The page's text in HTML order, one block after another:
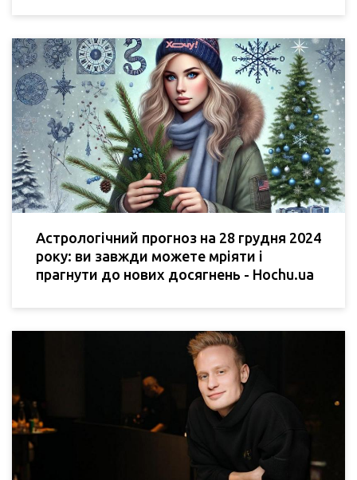
Астрологічний прогноз на 28 грудня 2024
року: ви завжди можете мріяти і
прагнути до нових досягнень - Hochu.ua